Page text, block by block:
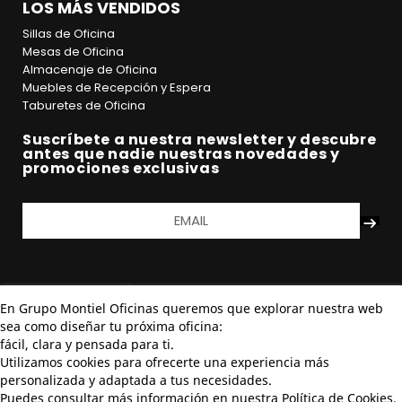
En Grupo Montiel Oficinas queremos que explorar nuestra web
sea como diseñar tu próxima oficina:
fácil, clara y pensada para ti.
Utilizamos cookies para ofrecerte una experiencia más
personalizada y adaptada a tus necesidades.
Puedes consultar más información en nuestra Política de Cookies.
¿Tienes dudas o necesitas asesoramiento? No dudes
en ponerte en contacto con nosotros. Estamos
disponibles para ayudarte a elegir la silla giratoria que
mejor se adapte a tus necesidades y convertir tu
oficina en un lugar más cómodo y productivo.
LOS MÁS VENDIDOS
Sillas de Oficina
Mesas de Oficina
Almacenaje de Oficina
Muebles de Recepción y Espera
Taburetes de Oficina
Suscríbete a nuestra newsletter y descubre
antes que nadie nuestras novedades y
promociones exclusivas